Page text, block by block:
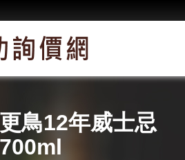
鳥12年威士忌
700ml